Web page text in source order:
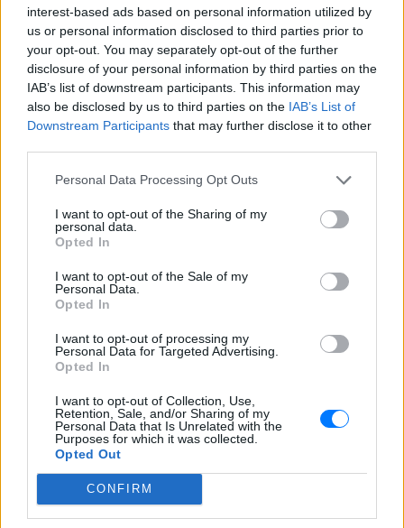
interest-based ads based on personal information utilized by
us or personal information disclosed to third parties prior to
your opt-out. You may separately opt-out of the further
disclosure of your personal information by third parties on the
IAB’s list of downstream participants. This information may
also be disclosed by us to third parties on the IAB’s List of
Downstream Participants that may further disclose it to other
Personal Data Processing Opt Outs
I want to opt-out of the Sharing of my
personal data.
Opted In
I want to opt-out of the Sale of my
Personal Data.
Opted In
I want to opt-out of processing my
Personal Data for Targeted Advertising.
Opted In
I want to opt-out of Collection, Use,
Retention, Sale, and/or Sharing of my
Personal Data that Is Unrelated with the
Purposes for which it was collected.
Opted Out
CONFIRM
περπατήσεις κυριολεκτικά
μέσα στο νερό – Η εμπειρία
είναι μοναδική
ΠΡΙΝ 6 ΏΡΕΣ
Το φυσικό αξιοθέατο που εντυπωσιάζει
όσους το ανακαλύπτουν – Σταλακτίτες,
πηγές και παγωμένα νερά
Το navy jumpsuit της Βάσως
Λασκαράκη με τη ζώνη είναι το
πιο εύκολο chic outfit
ΠΡΙΝ 6 ΏΡΕΣ
Αυτό το ποτό συνδέεται με την
ΠΡΙΝ 6 ΏΡΕΣ